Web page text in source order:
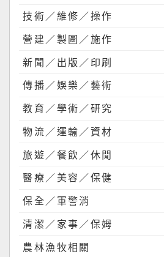
技術／維修／操作
營建／製圖／施作
新聞／出版／印刷
傳播／娛樂／藝術
教育／學術／研究
物流／運輸／資材
旅遊／餐飲／休閒
醫療／美容／保健
保全／軍警消
清潔／家事／保姆
農林漁牧相關